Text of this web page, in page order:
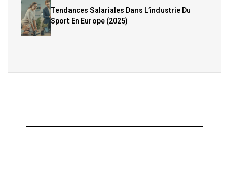
Tendances Salariales Dans L’industrie Du
Sport En Europe (2025)